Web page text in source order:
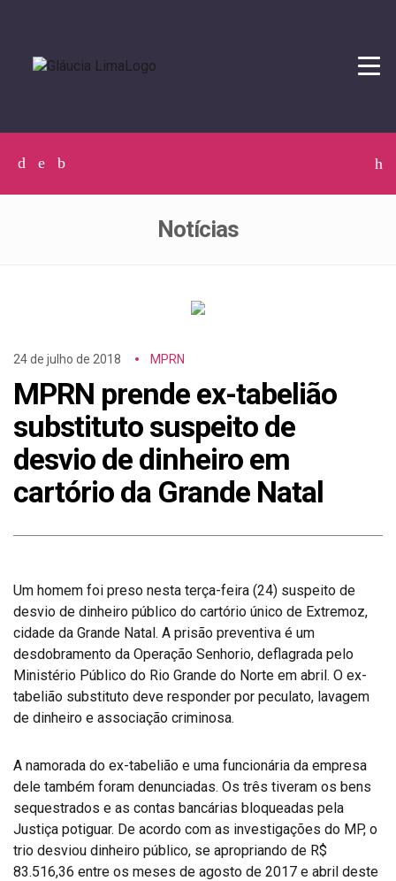
Facebook
TwitterInstagram
Notícias
24 de julho de 2018 MPRN
MPRN prende ex-tabelião
substituto suspeito de
desvio de dinheiro em
cartório da Grande Natal
Um homem foi preso nesta terça-feira (24) suspeito de
desvio de dinheiro público do cartório único de Extremoz,
cidade da Grande Natal. A prisão preventiva é um
desdobramento da Operação Senhorio, deflagrada pelo
Ministério Público do Rio Grande do Norte em abril. O ex-
tabelião substituto deve responder por peculato, lavagem
de dinheiro e associação criminosa.
A namorada do ex-tabelião e uma funcionária da empresa
dele também foram denunciadas. Os três tiveram os bens
sequestrados e as contas bancárias bloqueadas pela
Justiça potiguar. De acordo com as investigações do MP, o
trio desviou dinheiro público, se apropriando de R$
83.516,36 entre os meses de agosto de 2017 e abril deste